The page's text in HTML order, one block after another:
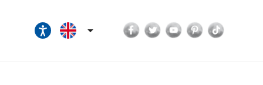
 Facebook
TwitterYouTubePinterest